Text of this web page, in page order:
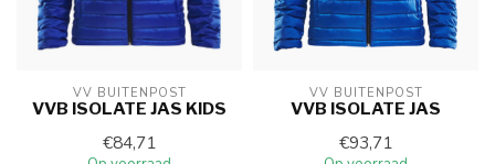
VV BUITENPOST
VVB ISOLATE JAS KIDS
€84,71
VV BUITENPOST
VVB ISOLATE JAS
€93,71